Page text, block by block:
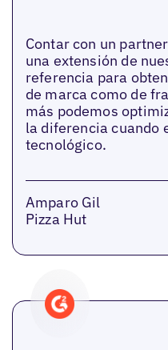
Contar con un
una extensión de
referencia para
de marca como de
más podemos
la diferencia cuando
tecnológico.
Amparo Gil
Pizza Hut